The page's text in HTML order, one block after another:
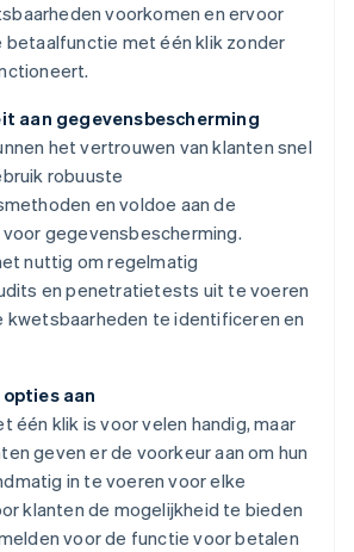
voorkomen en ervoor
betaalfunctie met één klik zonder
aan gegevensbescherming
het vertrouwen van klanten snel
robuuste
en voldoe aan de
gegevensbescherming.
nuttig om regelmatig
en penetratietests uit te voeren
kwetsbaarheden te identificeren en
aan
één klik is voor velen handig, maar
geven er de voorkeur aan om hun
in te voeren voor elke
klanten de mogelijkheid te bieden
voor de functie voor betalen